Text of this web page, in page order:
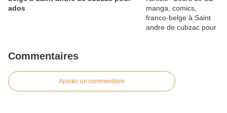
ados
Commentaires
Ajouter un commentaire